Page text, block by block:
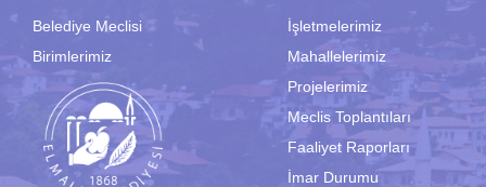
Belediye Meclisi
Birimlerimiz
İşletmelerimiz
Mahallelerimiz
Projelerimiz
Meclis Toplantıları
Faaliyet Raporları
İmar Durumu